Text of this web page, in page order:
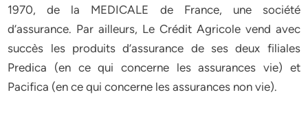
1970, de la MEDICALE de France, une société
d’assurance. Par ailleurs, Le Crédit Agricole vend avec
succès les produits d’assurance de ses deux filiales
Predica (en ce qui concerne les assurances vie) et
Pacifica (en ce qui concerne les assurances non vie).